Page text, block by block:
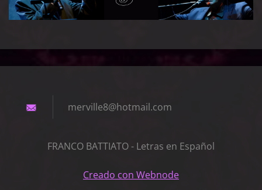
merville8@hotmail.com
FRANCO BATTIATO - Letras en Español
Creado con Webnode